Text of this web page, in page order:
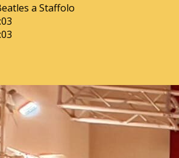
a Staffolo